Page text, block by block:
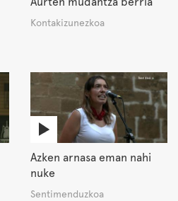
Kontakizunezkoa
Azken arnasa eman nahi
nuke
Sentimenduzkoa